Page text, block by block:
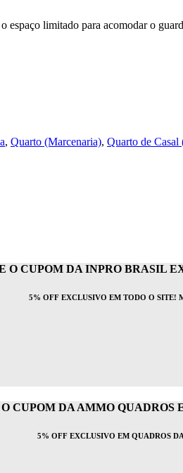
limitado para acomodar o
, Quarto (Marcenaria), Quarto de Casal
O CUPOM DA INPRO BRASIL
5% OFF EXCLUSIVO EM TODO O SITE!
CUPOM DA AMMO QUADROS
5% OFF EXCLUSIVO EM QUADROS